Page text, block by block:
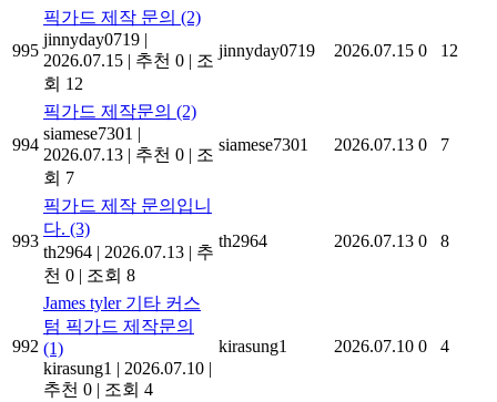
995
픽가드 제작 문의 (2)
jinnyday0719 |
2026.07.15 | 추천 0 | 조
회 12
jinnyday0719 2026.07.15 0 12
994
픽가드 제작문의 (2)
siamese7301 |
2026.07.13 | 추천 0 | 조
회 7
siamese7301 2026.07.13 0 7
993
픽가드 제작 문의입니
다. (3)
th2964 | 2026.07.13 | 추
천 0 | 조회 8
th2964 2026.07.13 0 8
992
James tyler 기타 커스
텀 픽가드 제작문의
(1)
kirasung1 | 2026.07.10 |
추천 0 | 조회 4
kirasung1 2026.07.10 0 4